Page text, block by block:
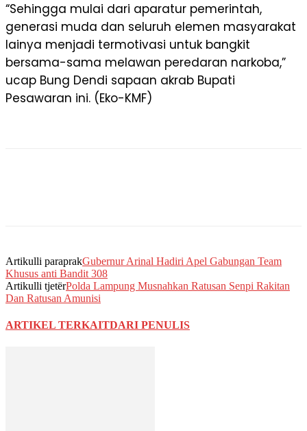
“Sehingga mulai dari aparatur pemerintah,
generasi muda dan seluruh elemen masyarakat
lainya menjadi termotivasi untuk bangkit
bersama-sama melawan peredaran narkoba,”
ucap Bung Dendi sapaan akrab Bupati
Pesawaran ini. (Eko-KMF)
Artikulli paraprakGubernur Arinal Hadiri Apel Gabungan Team
Khusus anti Bandit 308
Artikulli tjetërPolda Lampung Musnahkan Ratusan Senpi Rakitan
Dan Ratusan Amunisi
ARTIKEL TERKAITDARI PENULIS